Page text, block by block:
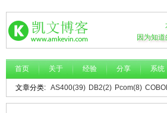
因为知
首页 关于 经验 分享 系统
文章分类: AS400(39) DB2(2) Pcom(8)